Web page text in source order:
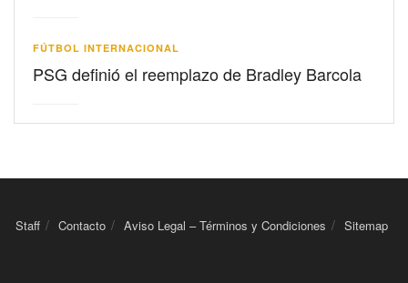
FÚTBOL INTERNACIONAL
PSG definió el reemplazo de Bradley Barcola
Staff Contacto Aviso Legal – Términos y Condiciones Sitemap